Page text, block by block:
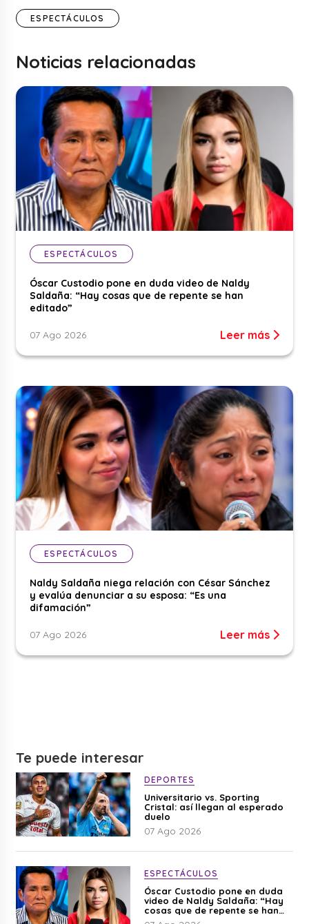
ESPECTÁCULOS
Noticias relacionadas
ESPECTÁCULOS
Óscar Custodio pone en duda video de Naldy
Saldaña: “Hay cosas que de repente se han
editado”
07 Ago 2026 Leer más
ESPECTÁCULOS
Naldy Saldaña niega relación con César Sánchez
y evalúa denunciar a su esposa: “Es una
difamación”
07 Ago 2026 Leer más
Te puede interesar
DEPORTES
Universitario vs. Sporting
Cristal: así llegan al esperado
duelo
07 Ago 2026
ESPECTÁCULOS
Óscar Custodio pone en duda
video de Naldy Saldaña: “Hay
cosas que de repente se han
editado”